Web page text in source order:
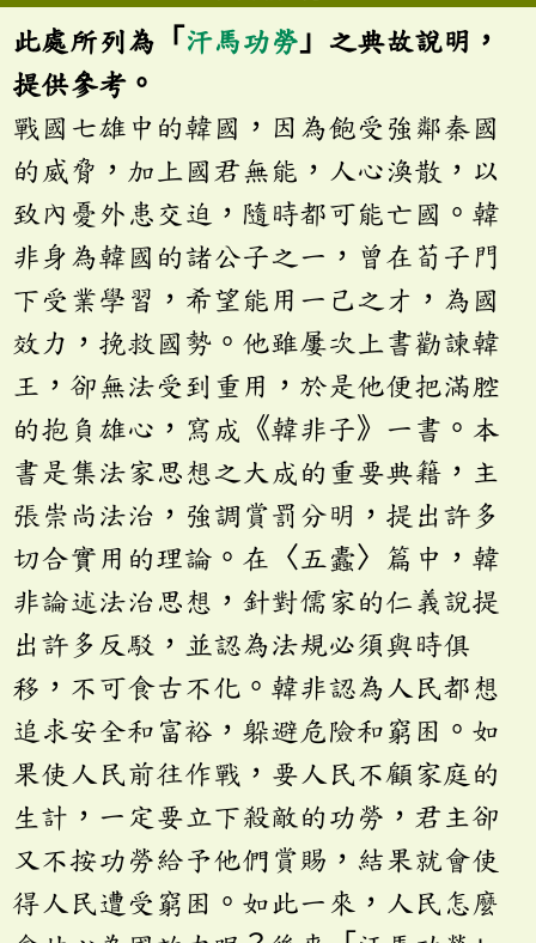
此處所列為「 汗馬功勞 」之典故說明，
提供參考。
戰國七雄中的韓國，因為飽受強鄰秦國
的威脅，加上國君無能，人心渙散，以
致內憂外患交迫，隨時都可能亡國。韓
非身為韓國的諸公子之一，曾在荀子門
下受業學習，希望能用一己之才，為國
效力，挽救國勢。他雖屢次上書勸諫韓
王，卻無法受到重用，於是他便把滿腔
的抱負雄心，寫成《韓非子》一書。本
書是集法家思想之大成的重要典籍，主
張崇尚法治，強調賞罰分明，提出許多
切合實用的理論。在〈五蠹〉篇中，韓
非論述法治思想，針對儒家的仁義說提
出許多反駁，並認為法規必須與時俱
移，不可食古不化。韓非認為人民都想
追求安全和富裕，躲避危險和窮困。如
果使人民前往作戰，要人民不顧家庭的
生計，一定要立下殺敵的功勞，君主卻
又不按功勞給予他們賞賜，結果就會使
得人民遭受窮困。如此一來，人民怎麼